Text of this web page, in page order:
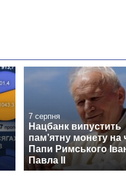
7 серпня
Нацбанк випустить
пам’ятну монету на
Папи Римського
Павла II